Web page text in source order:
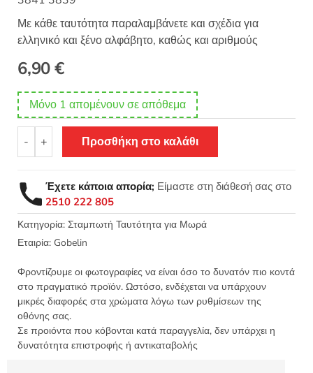
Με κάθε ταυτότητα παραλαμβάνετε και σχέδια για
ελληνικό και ξένο αλφάβητο, καθώς και αριθμούς
6,90€
Μόνο 1 απομένουν σε απόθεμα
-
Ταυτότητα
μωρού
AIDA
σταυροβελονιά
30x40
-
Μπιμπερό
-
Gobelin
60.101
ποσότητα
+ Προσθήκη στο καλάθι
Έχετε κάποια απορία; Είμαστε στη διάθεσή σας στο
2510 222 805
Κατηγορία: Σταμπωτή Ταυτότητα για Μωρά
Εταιρία: Gobelin
Φροντίζουμε οι φωτογραφίες να είναι όσο το δυνατόν πιο κοντά
στο πραγματικό προϊόν. Ωστόσο, ενδέχεται να υπάρχουν
μικρές διαφορές στα χρώματα λόγω των ρυθμίσεων της
οθόνης σας.
Σε προιόντα που κόβονται κατά παραγγελία, δεν υπάρχει η
δυνατότητα επιστροφής ή αντικαταβολής